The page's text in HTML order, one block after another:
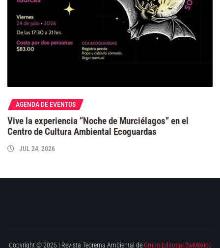
AGENDA DE EVENTOS
Vive la experiencia “Noche de Murciélagos” en el
Centro de Cultura Ambiental Ecoguardas
JUL 24, 2026
Copyright © 2025 | Revista Teorema Ambiental de Grupo Editorial 3wMéxico